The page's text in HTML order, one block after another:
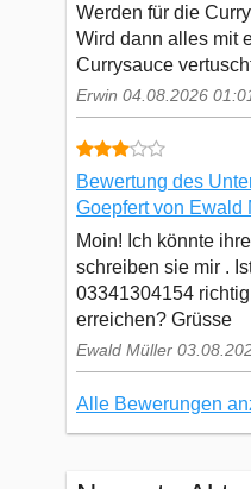
Werden für die
Wird dann alles mit
Currysauce
Erwin 04.08.2026
Bewertung des
Goepfert von Ewald
Moin! Ich könnte
schreiben sie mir .
03341304154
erreichen? Grüsse
Ewald Müller
Alle Bewerungen